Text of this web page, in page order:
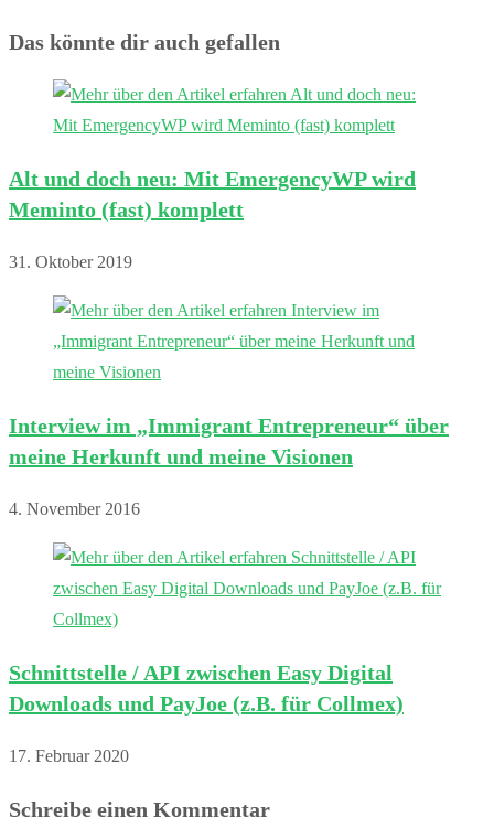
Das könnte dir auch gefallen
Alt und doch neu: Mit EmergencyWP wird
Meminto (fast) komplett
31. Oktober 2019
Interview im „Immigrant Entrepreneur“ über
meine Herkunft und meine Visionen
4. November 2016
Schnittstelle / API zwischen Easy Digital
Downloads und PayJoe (z.B. für Collmex)
17. Februar 2020
Schreibe einen Kommentar